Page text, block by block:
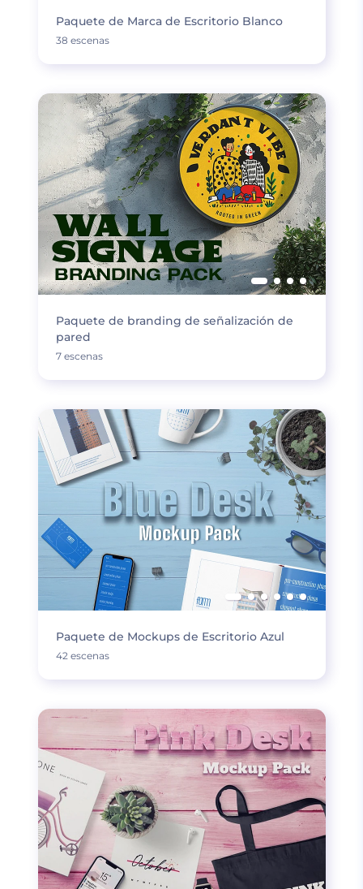
Paquete de Marca de Escritorio Blanco
38 escenas
Paquete de branding de señalización de
pared
7 escenas
Paquete de Mockups de Escritorio Azul
42 escenas